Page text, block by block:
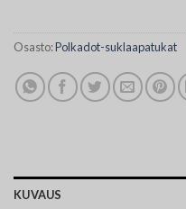
Osasto:Polkadot-suklaapatukat
KUVAUS